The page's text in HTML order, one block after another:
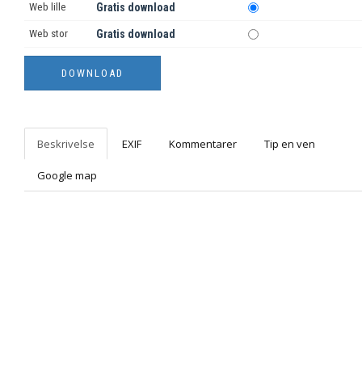
Web lille Gratis download
Web stor Gratis download
Beskrivelse EXIF Kommentarer Tip en ven
Google map